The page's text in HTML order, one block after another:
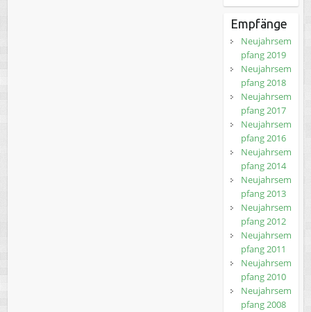
Empfänge
Neujahrsem
pfang 2019
Neujahrsem
pfang 2018
Neujahrsem
pfang 2017
Neujahrsem
pfang 2016
Neujahrsem
pfang 2014
Neujahrsem
pfang 2013
Neujahrsem
pfang 2012
Neujahrsem
pfang 2011
Neujahrsem
pfang 2010
Neujahrsem
pfang 2008